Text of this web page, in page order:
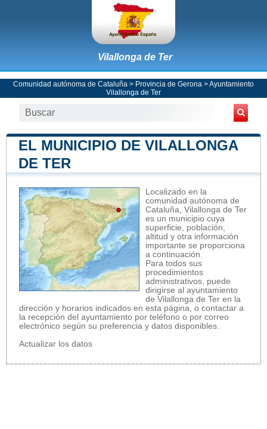
Vilallonga de Ter
Comunidad autónoma de Cataluña > Provincia de Gerona >Ayuntamiento
Vilallonga de Ter
EL MUNICIPIO DE VILALLONGA
DE TER
Localizado en la
comunidad autónoma de
Cataluña, Vilallonga de Ter
es un municipio cuya
superficie, población,
altitud y otra información
importante se proporciona
a continuación.
Para todos sus
procedimientos
administrativos, puede
dirigirse al ayuntamiento
de Vilallonga de Ter en la
dirección y horarios indicados en esta página, o contactar a
la recepción del ayuntamiento por teléfono o por correo
electrónico según su preferencia y datos disponibles.
Actualizar los datos